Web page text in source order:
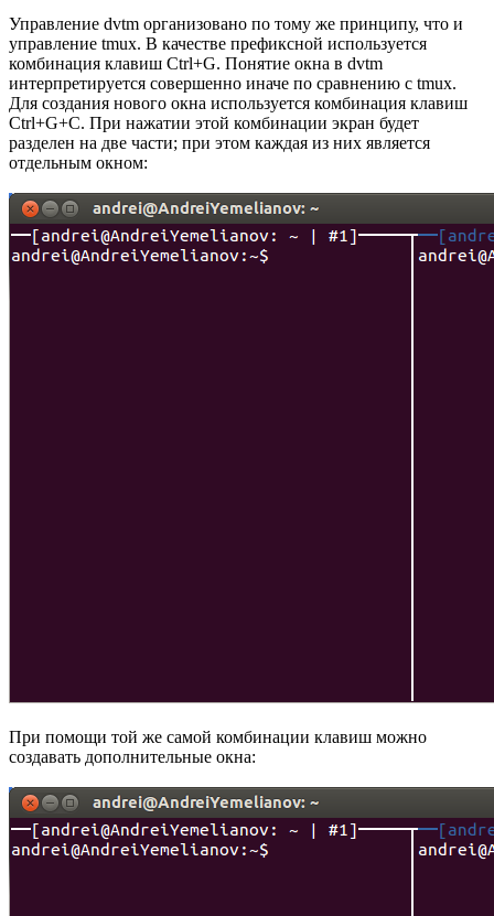
Управление dvtm организовано по тому же принципу, что и
управление tmux. В качестве префиксной используется
комбинация клавиш Ctrl+G. Понятие окна в dvtm
интерпретируется совершенно иначе по сравнению с tmux.
Для создания нового окна используется комбинация клавиш
Ctrl+G+C. При нажатии этой комбинации экран будет
разделен на две части; при этом каждая из них является
отдельным окном:
При помощи той же самой комбинации клавиш можно
создавать дополнительные окна: